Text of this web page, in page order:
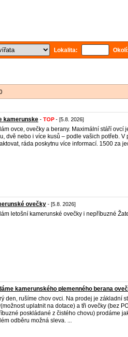
Lokalita:
kamerunske - TOP - [5.8. 2026]
ovce, ovečky a berany. Maximální stáří ovcí
dvě nebo i více kusů – podle vašich potřeb. V
ráda poskytnu více informací. 1500 za
ovečky - [5.8. 2026]
letošní kamerunské ovečky i nepříbuzné
kamerunského plemenného berana
den, rušíme chov ovci. Na prodej je základní
uplatnit na dotace) a tři ovečky (bez
poskládané z čistého chovu) prodáme
odběru možná sleva. ...